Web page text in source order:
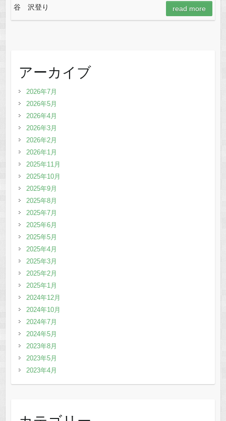
谷 沢登り
read more
アーカイブ
2026年7月
2026年5月
2026年4月
2026年3月
2026年2月
2026年1月
2025年11月
2025年10月
2025年9月
2025年8月
2025年7月
2025年6月
2025年5月
2025年4月
2025年3月
2025年2月
2025年1月
2024年12月
2024年10月
2024年7月
2024年5月
2023年8月
2023年5月
2023年4月